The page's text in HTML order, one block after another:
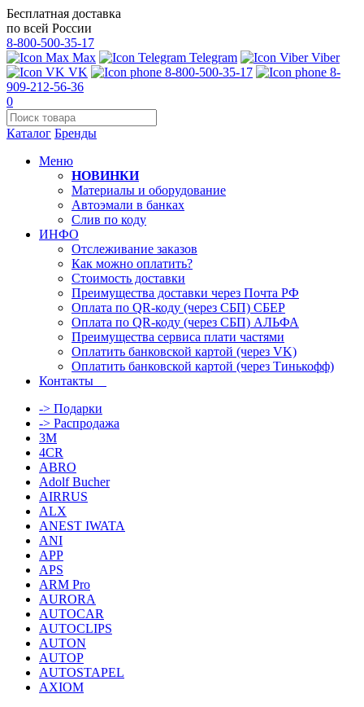
Бесплатная доставка
по всей России
8-800-500-35-17
Max
Telegram
Viber
VK
8-800-500-35-17
8-
909-212-56-36
0
Каталог Бренды
Меню
НОВИНКИ
Материалы и оборудование
Автоэмали в банках
Слив по коду
ИНФО
Отслеживание заказов
Как можно оплатить?
Стоимость доставки
Преимущества доставки через Почта РФ
Оплата по QR-коду (через СБП) СБЕР
Оплата по QR-коду (через СБП) АЛЬФА
Преимущества сервиса плати частями
Оплатить банковской картой (через VK)
Оплатить банковской картой (через Тинькофф)
Контакты
-> Подарки
-> Распродажа
3M
4CR
ABRO
Adolf Bucher
AIRRUS
ALX
ANEST IWATA
ANI
APP
APS
ARM Pro
AURORA
AUTOCAR
AUTOCLIPS
AUTON
AUTOP
AUTOSTAPEL
AXIOM